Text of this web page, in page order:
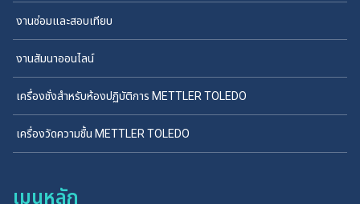
งานซ่อมและสอบเทียบ
งานสัมนาออนไลน์
เครื่องชั่งสำหรับห้องปฏิบัติการ METTLER TOLEDO
เครื่องวัดความชื้น METTLER TOLEDO
เมนูหลัก